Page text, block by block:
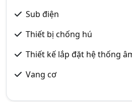
Sub điện
Thiết bị chống hú
Thiết kế lắp đặt hệ thống
Vang cơ